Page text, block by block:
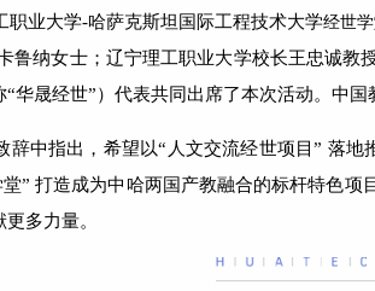
职业大学-哈萨克斯坦国际工程技术大学经世
鲁纳女士；辽宁理工职业大学校长王忠诚
华晟经世”）代表共同出席了本次活动。中
辞中指出，希望以“人文交流经世项目” 落地
” 打造成为中哈两国产教融合的标杆特色
更多力量。